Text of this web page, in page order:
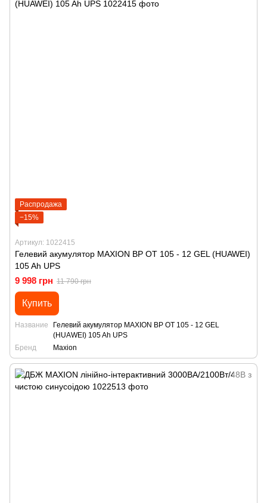
Распродажа
−15%
Артикул: 1022415
Гелевий акумулятор MAXION BP OT 105 - 12 GEL (HUAWEI)
105 Ah UPS
9 998 грн 11 790 грн
Купить
Название
Гелевий акумулятор MAXION BP OT 105 - 12 GEL
(HUAWEI) 105 Ah UPS
Бренд
Maxion